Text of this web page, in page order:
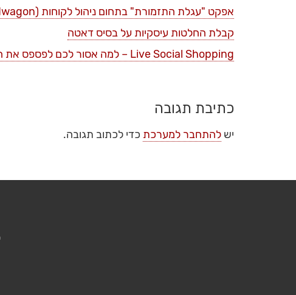
אפקט "עגלת התזמורת" בתחום ניהול לקוחות (bandwagon)
קבלת החלטות עיסקיות על בסיס דאטה
Live Social Shopping – למה אסור לכם לפספס את הטרנד הזה ?
כתיבת תגובה
יש להתחבר למערכת כדי לכתוב תגובה.